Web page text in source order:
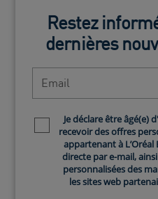
est également plus
premier les signes
tels que les rides, les
Le nombre de
permettent à votre
transpiration et le
travers la surface de
trouver n'importe où
Restez
dernières
Newsletter policy
Je déclare être âgé(e)
recevoir des offres
appartenant à
directe par e-mail,
personnalisées des
les sites web